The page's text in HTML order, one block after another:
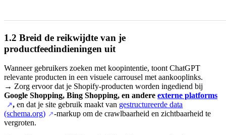
1.2 Breid de reikwijdte van je
productfeedindieningen uit
Wanneer gebruikers zoeken met koopintentie, toont ChatGPT
relevante producten in een visuele carrousel met aankooplinks.
→ Zorg ervoor dat je Shopify-producten worden ingediend bij
Google Shopping, Bing Shopping, en andere externe platforms
↗, en dat je site gebruik maakt van gestructureerde data
(schema.org) ↗-markup om de crawlbaarheid en zichtbaarheid te
vergroten.